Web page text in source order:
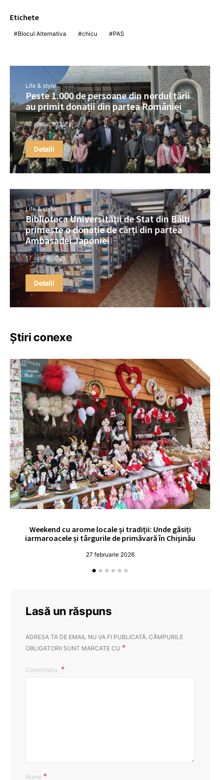
Etichete
Blocul Alternativa chicu PAS
Life & style
Peste 1.000 de persoane din nordul țării
au primit donații din partea României
17 aprilie 2025
Detalii
Life & style
Biblioteca Universității de Stat din Bălți
primește o donație de cărți din partea
Ambasadei Japoniei
17 aprilie 2025
Detalii
Știri conexe
Weekend cu arome locale și tradiții: Unde găsiți
iarmaroacele și târgurile de primăvară în Chișinău
27 februarie 2026
Lasă un răspuns
ADRESA TA DE EMAIL NU VA FI PUBLICATĂ. CÂMPURILE
OBLIGATORII SUNT MARCATE CU *
Comentariu
Nume *